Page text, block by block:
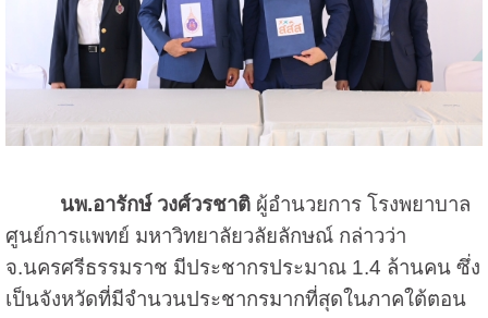
นพ.อารักษ์ วงศ์วรชาติผู้อำนวยการ โรงพยาบาล
ศูนย์การแพทย์ มหาวิทยาลัยวลัยลักษณ์ กล่าวว่า
จ.นครศรีธรรมราช มีประชากรประมาณ 1.4 ล้านคน ซึ่ง
เป็นจังหวัดที่มีจำนวนประชากรมากที่สุดในภาคใต้ตอน